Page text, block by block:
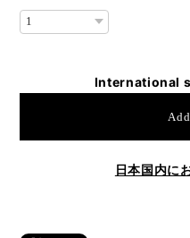
International
日本国内に